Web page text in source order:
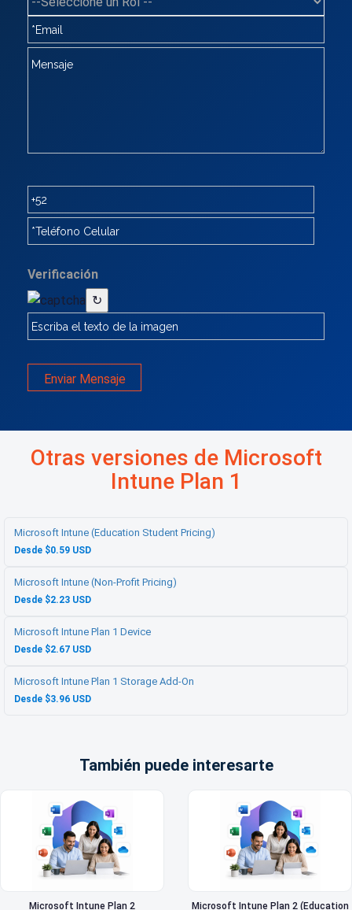
Verificación
↻
Enviar Mensaje
Otras versiones de Microsoft
Intune Plan 1
Microsoft Intune (Education Student Pricing)
Desde $0.59 USD
Microsoft Intune (Non-Profit Pricing)
Desde $2.23 USD
Microsoft Intune Plan 1 Device
Desde $2.67 USD
Microsoft Intune Plan 1 Storage Add-On
Desde $3.96 USD
También puede interesarte
Microsoft Intune Plan 2
Microsoft Intune Plan 2 (Education